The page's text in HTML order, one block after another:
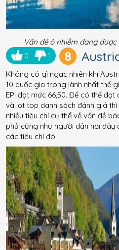
Vấn đề ô nhiễm đang
0
1 8
Không có gì ngạc nhiên khi
10 quốc gia trong lành nhất thế
EPI đạt mức 66,50. Để có thể đạt
và lọt top danh sách đánh giá
nhiều tiêu chí cụ thể về vấn đề
phủ cũng như người dân nơi đây
các tiêu chí đó.